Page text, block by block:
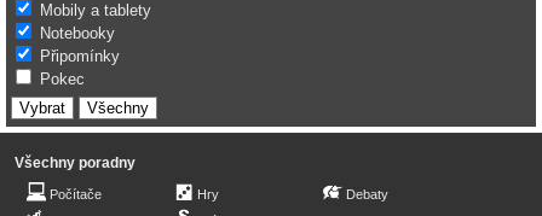
Mobily a tablety
Notebooky
Připomínky
Pokec
Všechny poradny
Počítače
Hry
Debaty